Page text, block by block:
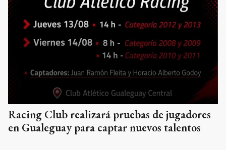
Racing Club realizará pruebas de jugadores
en Gualeguay para captar nuevos talentos